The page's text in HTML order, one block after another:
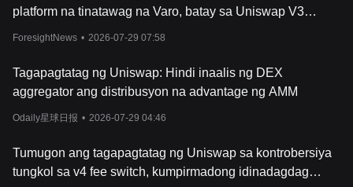
platform na tinatawag na Varo, batay sa Uniswap V3
ForesightNews • 2026-07-29 07:58
Tagapagtatag ng Uniswap: Hindi inaalis ng DEX
aggregator ang distribusyon na advantage ng AMM
Odaily星球日报 • 2026-07-29 04:46
Tumugon ang tagapagtatag ng Uniswap sa kontrobersiya
tungkol sa v4 fee switch, kumpirmadong idinadagdag